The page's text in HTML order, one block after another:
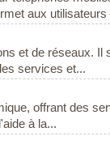
aux utilisateurs
et de réseaux. Il
services et...
offrant des
à la...